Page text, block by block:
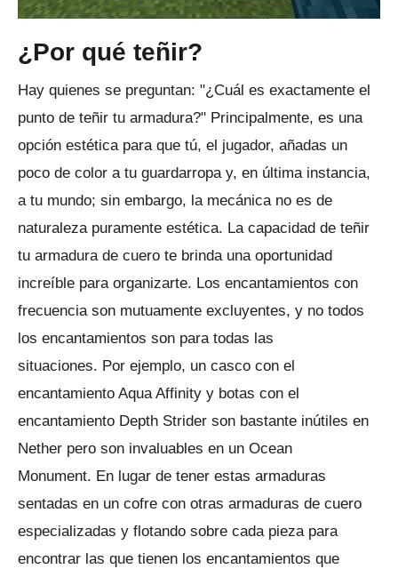
¿Por qué teñir?
Hay quienes se preguntan: "¿Cuál es exactamente el
punto de teñir tu armadura?" Principalmente, es una
opción estética para que tú, el jugador, añadas un
poco de color a tu guardarropa y, en última instancia,
a tu mundo; sin embargo, la mecánica no es de
naturaleza puramente estética. La capacidad de teñir
tu armadura de cuero te brinda una oportunidad
increíble para organizarte. Los encantamientos con
frecuencia son mutuamente excluyentes, y no todos
los encantamientos son para todas las
situaciones. Por ejemplo, un casco con el
encantamiento Aqua Affinity y botas con el
encantamiento Depth Strider son bastante inútiles en
Nether pero son invaluables en un Ocean
Monument. En lugar de tener estas armaduras
sentadas en un cofre con otras armaduras de cuero
especializadas y flotando sobre cada pieza para
encontrar las que tienen los encantamientos que